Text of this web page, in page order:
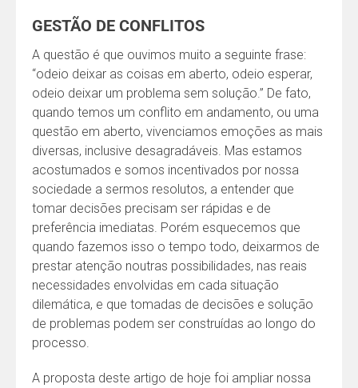
GESTÃO DE CONFLITOS
A questão é que ouvimos muito a seguinte frase:
“odeio deixar as coisas em aberto, odeio esperar,
odeio deixar um problema sem solução.” De fato,
quando temos um conflito em andamento, ou uma
questão em aberto, vivenciamos emoções as mais
diversas, inclusive desagradáveis. Mas estamos
acostumados e somos incentivados por nossa
sociedade a sermos resolutos, a entender que
tomar decisões precisam ser rápidas e de
preferência imediatas. Porém esquecemos que
quando fazemos isso o tempo todo, deixarmos de
prestar atenção noutras possibilidades, nas reais
necessidades envolvidas em cada situação
dilemática, e que tomadas de decisões e solução
de problemas podem ser construídas ao longo do
processo.
A proposta deste artigo de hoje foi ampliar nossa